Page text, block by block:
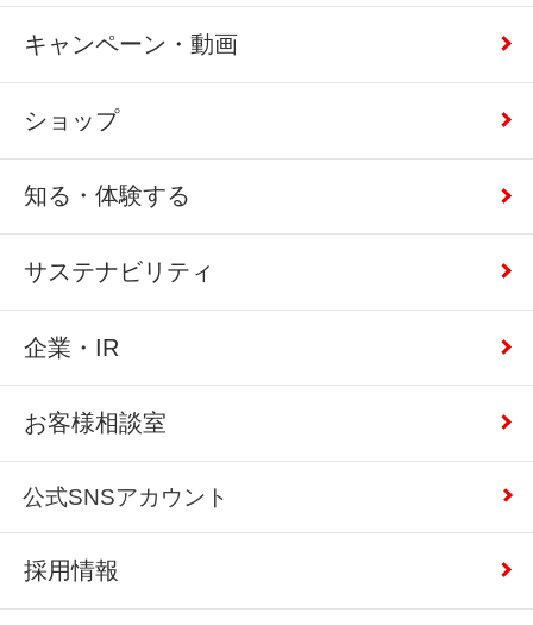
キャンペーン・動画
ショップ
知る・体験する
サステナビリティ
企業・IR
お客様相談室
公式SNSアカウント
採用情報